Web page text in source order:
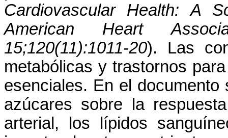
Cardiovascular Health: A
American Heart
15;120(11):1011-20). Las
metabólicas y trastornos
esenciales. En el
azúcares sobre la
arterial, los lípidos